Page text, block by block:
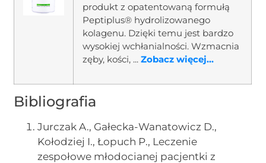
produkt z opatentowaną formułą
Peptiplus® hydrolizowanego
kolagenu. Dzięki temu jest bardzo
wysokiej wchłanialności. Wzmacnia
zęby, kości, ...Zobacz więcej...
Bibliografia
Jurczak A., Gałecka-Wanatowicz D.,
Kołodziej I., Łopuch P., Leczenie
zespołowe młodocianej pacjentki z